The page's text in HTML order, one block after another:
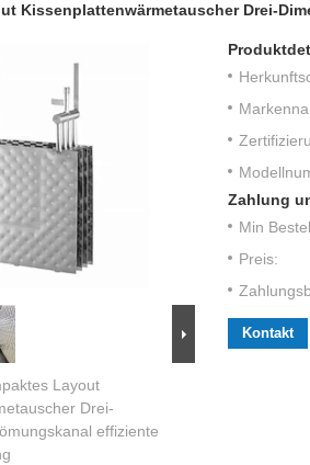
Kissenplattenwärmetauscher Drei-
Layout
Drei-
effiziente
Zahlung
Min
Preis:
Kontakt